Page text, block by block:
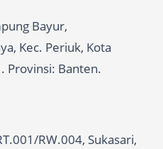
Bayur,
Kec. Periuk, Kota
Provinsi: Banten.
RW.004, Sukasari,